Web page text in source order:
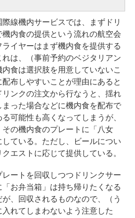
線機内サービスでは、まずドリ
内食の提供という流れの航空会
イヤーはまず機内食を提供する
は、（事前予約のベジタリアン
食は選択肢を用意していないこ
布しやすいことが理由にあると
ンクの注文から行なうと、揺れ
った場合などに機内食を配布で
可能性も高くなってしまうが、
の機内食のプレートに「八女
ている。ただし、ビールについ
エストに応じて提供している。
ートを回収しつつドリンクサー
お弁当箱」は持ち帰りたくなる
、回収されるものなので、（う
れてしまわないよう注意した